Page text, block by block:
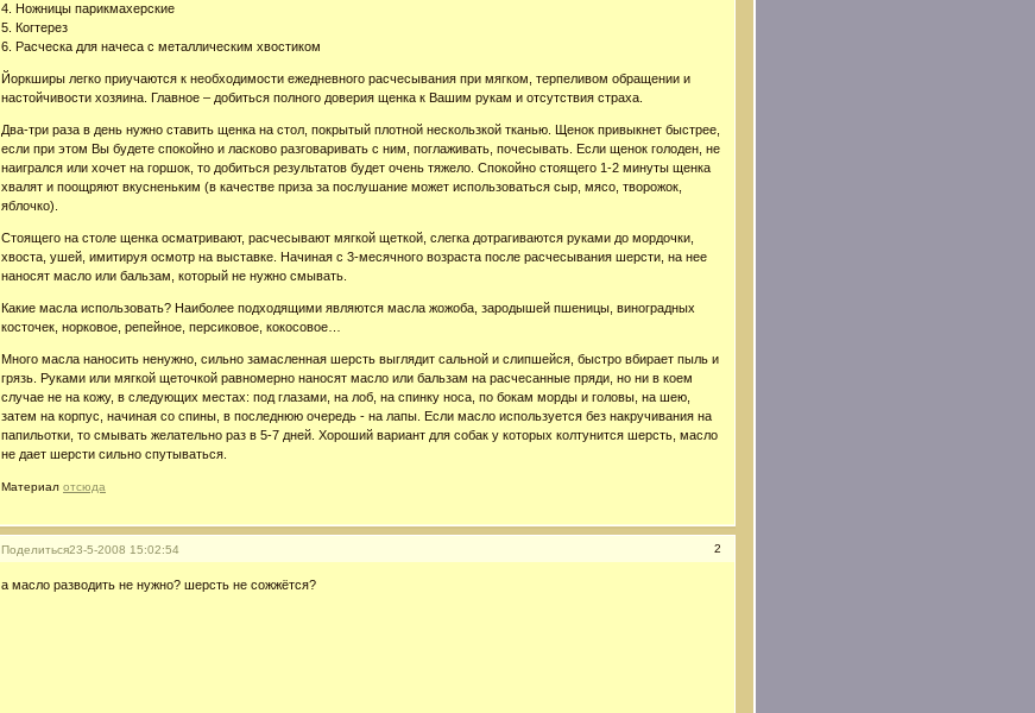
4. Ножницы парикмахерские
5. Когтерез
6. Расческа для начеса с металлическим хвостиком
Йоркширы легко приучаются к необходимости ежедневного расчесывания при мягком, терпеливом обращении и
настойчивости хозяина. Главное – добиться полного доверия щенка к Вашим рукам и отсутствия страха.
Два-три раза в день нужно ставить щенка на стол, покрытый плотной нескользкой тканью. Щенок привыкнет быстрее,
если при этом Вы будете спокойно и ласково разговаривать с ним, поглаживать, почесывать. Если щенок голоден, не
наигрался или хочет на горшок, то добиться результатов будет очень тяжело. Спокойно стоящего 1-2 минуты щенка
хвалят и поощряют вкусненьким (в качестве приза за послушание может использоваться сыр, мясо, творожок,
яблочко).
Стоящего на столе щенка осматривают, расчесывают мягкой щеткой, слегка дотрагиваются руками до мордочки,
хвоста, ушей, имитируя осмотр на выставке. Начиная с 3-месячного возраста после расчесывания шерсти, на нее
наносят масло или бальзам, который не нужно смывать.
Какие масла использовать? Наиболее подходящими являются масла жожоба, зародышей пшеницы, виноградных
косточек, норковое, репейное, персиковое, кокосовое…
Много масла наносить ненужно, сильно замасленная шерсть выглядит сальной и слипшейся, быстро вбирает пыль и
грязь. Руками или мягкой щеточкой равномерно наносят масло или бальзам на расчесанные пряди, но ни в коем
случае не на кожу, в следующих местах: под глазами, на лоб, на спинку носа, по бокам морды и головы, на шею,
затем на корпус, начиная со спины, в последнюю очередь - на лапы. Если масло используется без накручивания на
папильотки, то смывать желательно раз в 5-7 дней. Хороший вариант для собак у которых колтунится шерсть, масло
не дает шерсти сильно спутываться.
Материалотсюда
Поделиться 2
23-5-2008 15:02:54
а масло разводить не нужно? шерсть не сожжётся?